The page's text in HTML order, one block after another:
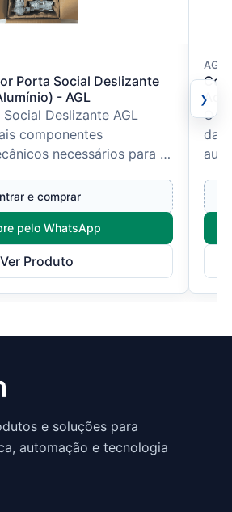
Porta Social Deslizante
- AGL
Deslizante AGL
componentes
necessários para a
e comprar
pelo WhatsApp
Ver Produto
AGL
O
da
›
e soluções para
automação e tecnologia